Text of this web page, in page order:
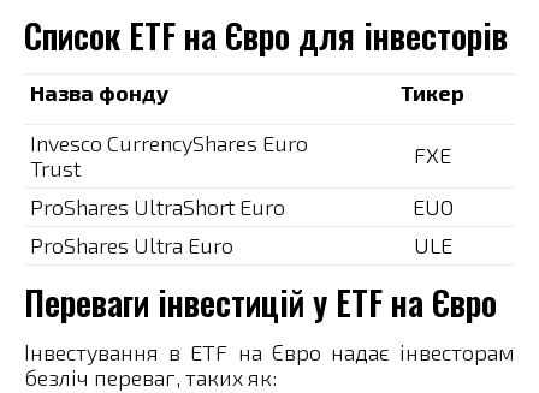
Список ETF на Євро для інвесторів
Назва фонду
Тикер
Invesco CurrencyShares Euro
Trust
FXE
ProShares UltraShort Euro
EUO
ProShares Ultra Euro
ULE
Переваги інвестицій у ETF на Євро
Інвестування в ETF на Євро надає інвесторам
безліч переваг, таких як: